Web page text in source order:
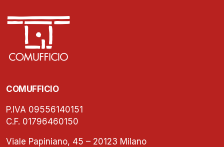
COMUFFICIO
P.IVA 09556140151
C.F. 01796460150
Viale Papiniano, 45 – 20123 Milano